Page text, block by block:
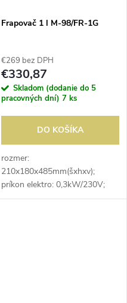
Frapovač 1 l M-98/FR-1G
€269 bez DPH
€330,87
Skladom (dodanie do 5
pracovných dní) 7 ks
DO KOŠÍKA
rozmer:
210x180x485mm(šxhxv);
príkon elektro: 0,3kW/230V;
objem: 0,9 l; počet rýchlostí: 1;